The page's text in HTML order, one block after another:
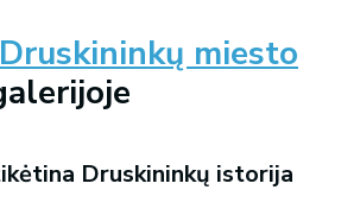
Druskininkų miesto
Druskininkų istorija